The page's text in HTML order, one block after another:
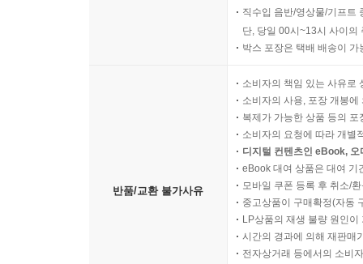
직수입 음반/영상물/기프트
단, 당일 00시~13시 사이의
박스 포장은 택배 배송이
반품/교환 불가사유
소비자의 책임 있는 사유로
소비자의 사용, 포장 개봉
복제가 가능한 상품 등의
소비자의 요청에 따라 개별
디지털 컨텐츠인 eBook,
eBook 대여 상품은 대여 기
모바일 쿠폰 등록 후 취소/
중고상품이 구매확정(자동
LP상품의 재생 불량 원인
시간의 경과에 의해 재판매
전자상거래 등에서의 소비